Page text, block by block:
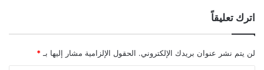
اترك تعليقاً
لن يتم نشر عنوان بريدك الإلكتروني. الحقول الإلزامية مشار إليها بـ *